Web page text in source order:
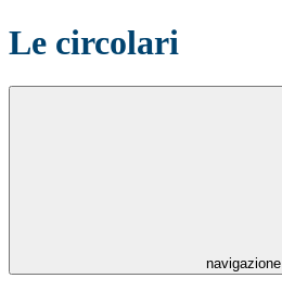
Le circolari
navigazione